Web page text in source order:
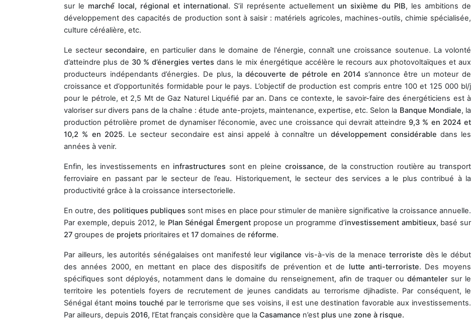
sur le marché́ local, régional et international. S’il représente actuellement un sixième du PIB, les ambitions de
développement des capacités de production sont à saisir : matériels agricoles, machines-outils, chimie spécialisée,
culture céréalière, etc.
Le secteursecondaire, en particulier dans le domaine de l'énergie, connaît une croissance soutenue. La volonté
d’atteindre plus de 30 % d’énergies vertes dans le mix énergétique accélère le recours aux photovoltaïques et aux
producteurs indépendants d’énergies. De plus, ladécouverte de pétrole en 2014 s’annonce être un moteur de
croissance et d’opportunités formidable pour le pays. L’objectif de production est compris entre 100 et 125 000 bl/j
pour le pétrole, et 2,5 Mt de Gaz Naturel Liquéfié par an. Dans ce contexte, le savoir-faire des énergéticiens est à
valoriser sur divers pans de la chaîne : étude ante-projets, maintenance, expertise, etc. Selon la Banque Mondiale, la
production pétrolière promet de dynamiser l’économie, avec une croissance qui devrait atteindre 9,3 % en 2024 et
10,2 % en 2025. Le secteur secondaire est ainsi appelé à connaître undéveloppement considérable dans les
années à venir.
Enfin, les investissements en infrastructures sont en pleine croissance, de la construction routière au transport
ferroviaire en passant par le secteur de l’eau. Historiquement, le secteur des services a le plus contribué à la
productivité grâce à la croissance intersectorielle.
En outre, des politiques publiquessont mises en place pour stimuler de manière significative la croissance annuelle.
Par exemple, depuis 2012, le Plan Sénégal Émergent propose un programme d’investissement ambitieux, basé sur
27 groupes de projets prioritaires et 17 domaines de réforme.
Par ailleurs, les autorités sénégalaises ont manifesté leur vigilance vis-à-vis de la menace terroriste dès le début
des années 2000, en mettant en place des dispositifs de prévention et de lutte anti-terroriste. Des moyens
spécifiques sont déployés, notamment dans le domaine du renseignement, afin de traquer ou démanteler sur le
territoire les potentiels foyers de recrutement de jeunes candidats au terrorisme djihadiste. Par conséquent, le
Sénégal étant moins touché par le terrorisme que ses voisins, il est une destination favorable aux investissements.
Par ailleurs, depuis 2016, l’Etat français considère que la Casamance n’est plus une zone à risque.